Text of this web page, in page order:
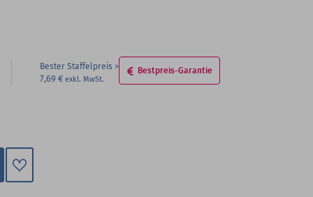
Bester Staffelpreis
7,69 €
Bestpreis-Garantie
Zum